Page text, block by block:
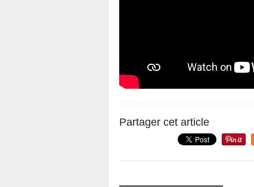
Partager cet article